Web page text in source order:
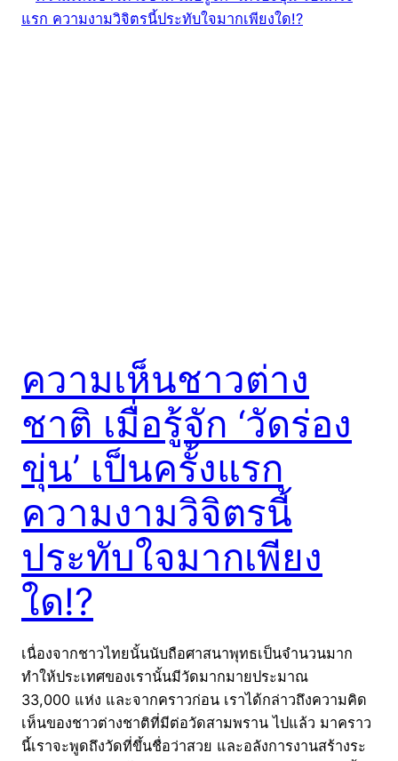
ความเห็นชาวต่าง
ชาติ เมื่อรู้จัก ‘วัดร่อง
ขุ่น’ เป็นครั้งแรก
ความงามวิจิตรนี้
ประทับใจมากเพียง
ใด!?
เนื่องจากชาวไทยนั้นนับถือศาสนาพุทธเป็นจำนวนมาก
ทำให้ประเทศของเรานั้นมีวัดมากมายประมาณ
33,000 แห่ง และจากคราวก่อน เราได้กล่าวถึงความคิด
เห็นของชาวต่างชาติที่มีต่อวัดสามพราน ไปแล้ว มาคราว
นี้เราจะพูดถึงวัดที่ขึ้นชื่อว่าสวย และอลังการงานสร้างระ